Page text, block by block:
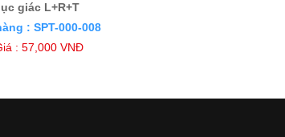
giác L+R+T
: SPT-000-008
: 57,000 VNĐ